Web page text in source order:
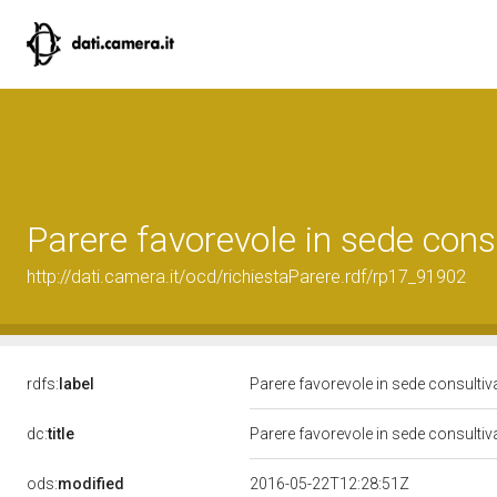
Parere favorevole in sede
http://dati.camera.it/ocd/richiestaParere.rdf/rp17_91902
rdfs: label Parere favorevole in sede
dc:title Parere favorevole in sede
ods:modified 2016-05-22T12:28:51Z